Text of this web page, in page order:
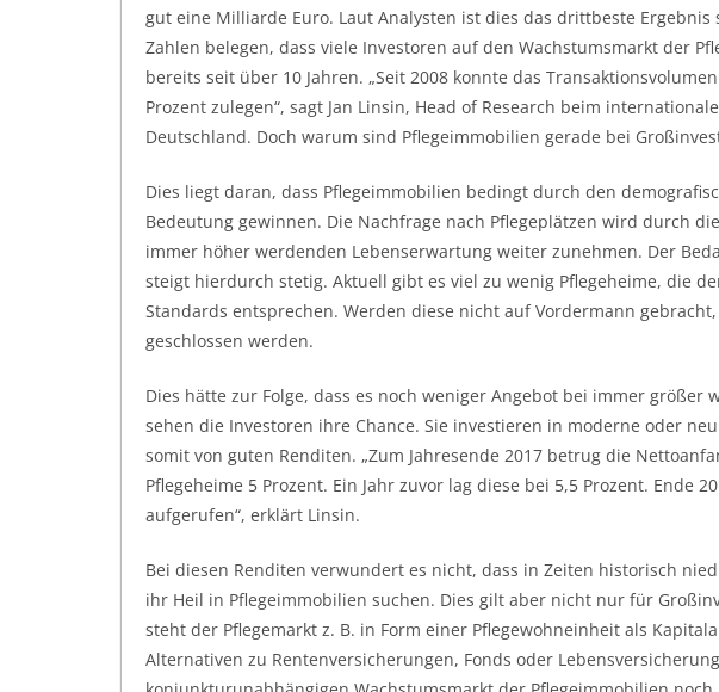
gut eine Milliarde Euro. Laut Analysten ist dies das drittbeste Ergebnis
Zahlen belegen, dass viele Investoren auf den Wachstumsmarkt der
bereits seit über 10 Jahren. „Seit 2008 konnte das
Prozent zulegen“, sagt Jan Linsin, Head of Research beim
Deutschland. Doch warum sind Pflegeimmobilien gerade bei
Dies liegt daran, dass Pflegeimmobilien bedingt durch den
Bedeutung gewinnen. Die Nachfrage nach Pflegeplätzen wird durch
immer höher werdenden Lebenserwartung weiter zunehmen. Der
steigt hierdurch stetig. Aktuell gibt es viel zu wenig Pflegeheime, die
Standards entsprechen. Werden diese nicht auf Vordermann
geschlossen werden.
Dies hätte zur Folge, dass es noch weniger Angebot bei immer
sehen die Investoren ihre Chance. Sie investieren in moderne oder
somit von guten Renditen. „Zum Jahresende 2017 betrug die
Pflegeheime 5 Prozent. Ein Jahr zuvor lag diese bei 5,5 Prozent. Ende
aufgerufen“, erklärt Linsin.
Bei diesen Renditen verwundert es nicht, dass in Zeiten historisch
ihr Heil in Pflegeimmobilien suchen. Dies gilt aber nicht nur für
steht der Pflegemarkt z. B. in Form einer Pflegewohneinheit als
Alternativen zu Rentenversicherungen, Fonds oder